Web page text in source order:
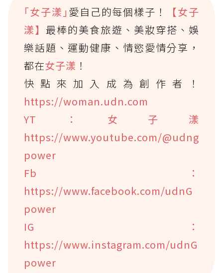
｢女子漾｣ 愛自己的每個樣子！
【女子
漾】最棒的美食旅遊、美妝穿搭、娛
樂話題、運動健康、情慾愛情分享，
都在女子漾 ！
快點來加入成為創作者！
https://woman.udn.com
YT：女子漾
https://www.youtube.com/@udng
power
Fb：
https://www.facebook.com/udnG
power
IG：
https://www.instagram.com/udnG
power